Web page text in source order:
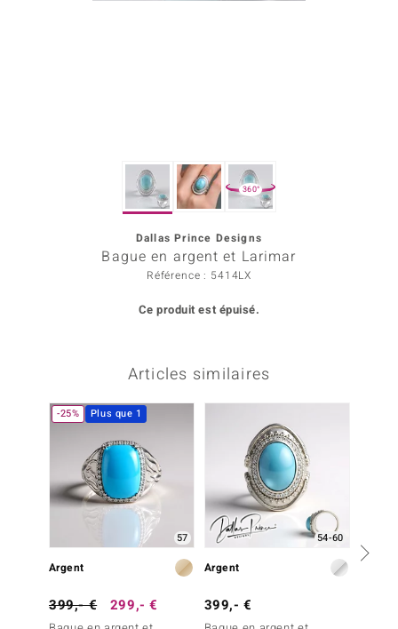
Collection
360°
Dallas Prince Designs
Bague en argent et Larimar
Référence : 5414LX
Ce produit est épuisé.
Articles similaires
-25% Plus que 1
57
Argent
399,- € 299,- €
54-60
Argent
399,- €